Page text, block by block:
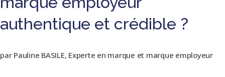
authentique et crédible ?
par Pauline BASILE, Experte en marque et marque employeur